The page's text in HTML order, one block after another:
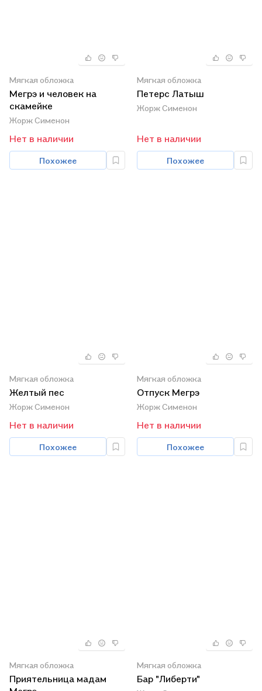
Мягкая обложка
Мегрэ и человек на
скамейке
Жорж Сименон
Нет в наличии
Похожее
Мягкая обложка
Петерс Латыш
Жорж Сименон
Нет в наличии
Похожее
Мягкая обложка
Желтый пес
Жорж Сименон
Нет в наличии
Похожее
Мягкая обложка
Отпуск Мегрэ
Жорж Сименон
Нет в наличии
Похожее
Мягкая обложка
Приятельница мадам
Мягкая обложка
Бар "Либерти"